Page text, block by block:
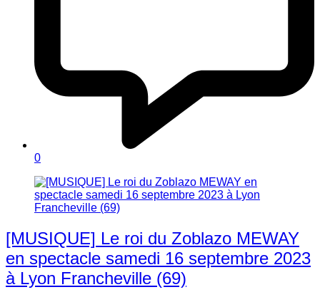
0
[MUSIQUE] Le roi du Zoblazo MEWAY
en spectacle samedi 16 septembre 2023
à Lyon Francheville (69)